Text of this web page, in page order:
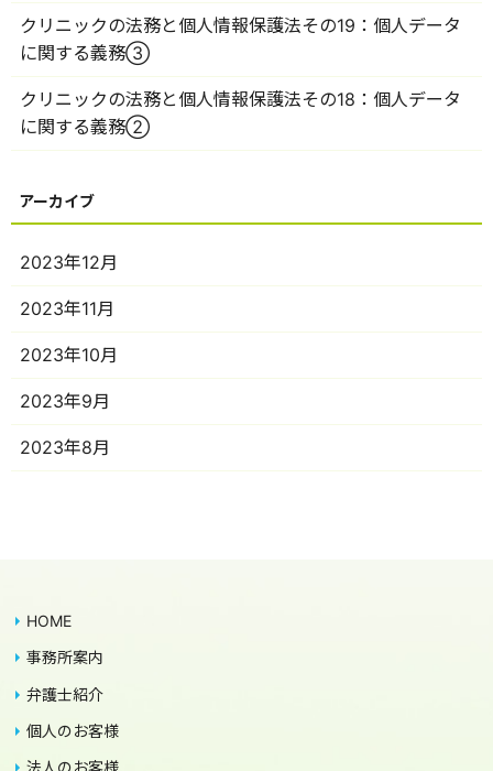
クリニックの法務と個人情報保護法その19：個人データ
に関する義務③
クリニックの法務と個人情報保護法その18：個人データ
に関する義務②
2023年12月
2023年11月
2023年10月
2023年9月
2023年8月
HOME
事務所案内
弁護士紹介
個人のお客様
法人のお客様